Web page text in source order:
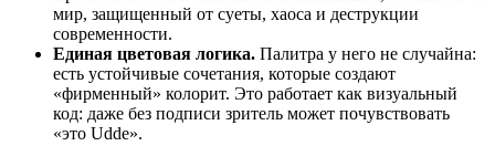
мир, защищенный от суеты, хаоса и деструкции
современности.
Единая цветовая логика. Палитра у него не случайна:
есть устойчивые сочетания, которые создают
«фирменный» колорит. Это работает как визуальный
код: даже без подписи зритель может почувствовать
«это Udde».